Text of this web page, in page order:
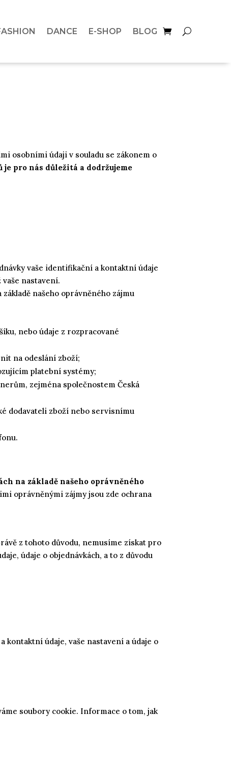
DANCE E-SHOP BLOG
osobními údaji v souladu se zákonem o
je pro nás důležitá a dodržujeme
vaše identifikační a kontaktní údaje
nastavení.
našeho oprávněného zájmu
nebo údaje z rozpracované
na odeslání zboží;
platební systémy;
zejména společnostem Česká
dodavateli zboží nebo servisnímu
na základě našeho oprávněného
oprávněnými zájmy jsou zde ochrana
z tohoto důvodu, nemusíme získat pro
údaje o objednávkách, a to z důvodu
kontaktní údaje, vaše nastavení a údaje o
soubory cookie. Informace o tom, jak